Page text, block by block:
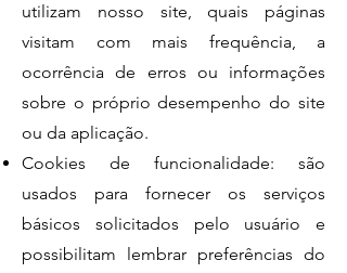
utilizam nosso site, quais páginas
visitam com mais frequência, a
ocorrência de erros ou informações
sobre o próprio desempenho do site
ou da aplicação.
Cookies de funcionalidade: são
usados para fornecer os serviços
básicos solicitados pelo usuário e
possibilitam lembrar preferências do